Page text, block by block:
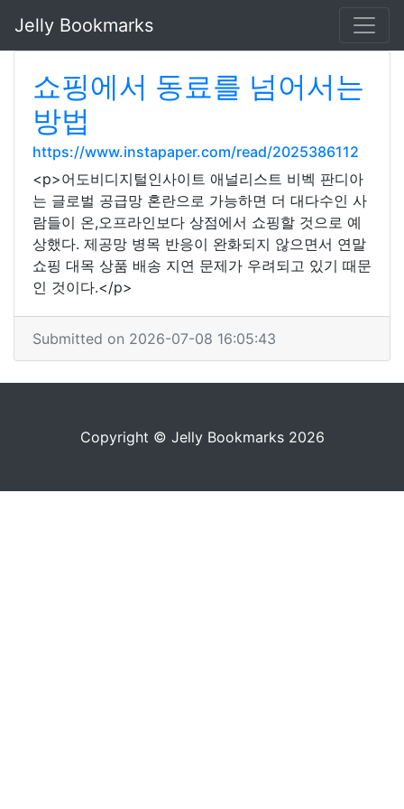
Jelly Bookmarks
쇼핑에서 동료를 넘어서는
방법
https://www.instapaper.com/read/2025386112
<p>어도비디지털인사이트 애널리스트 비벡 판디아
는 글로벌 공급망 혼란으로 가능하면 더 대다수인 사
람들이 온,오프라인보다 상점에서 쇼핑할 것으로 예
상했다. 제공망 병목 반응이 완화되지 않으면서 연말
쇼핑 대목 상품 배송 지연 문제가 우려되고 있기 때문
인 것이다.</p>
Submitted on 2026-07-08 16:05:43
Copyright © Jelly Bookmarks 2026